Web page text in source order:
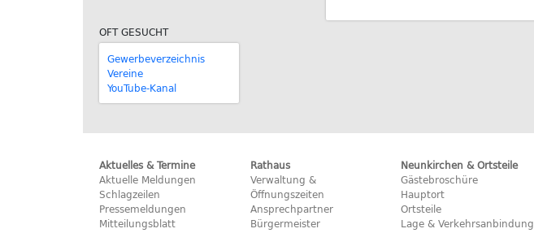
OFT GESUCHT
Gewerbeverzeichnis
Vereine
YouTube-Kanal
Aktuelles & Termine
Aktuelle Meldungen
Schlagzeilen
Pressemeldungen
Mitteilungsblatt
Rathaus
Verwaltung &
Öffnungszeiten
Ansprechpartner
Bürgermeister
Neunkirchen & Ortsteile
Gästebroschüre
Hauptort
Ortsteile
Lage & Verkehrsanbindung